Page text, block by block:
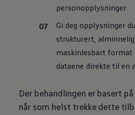
personopplysninger
Gi deg opplysninger
strukturert,
maskinlesbart format
dataene direkte til en
Der behandlingen er basert
når som helst trekke dette